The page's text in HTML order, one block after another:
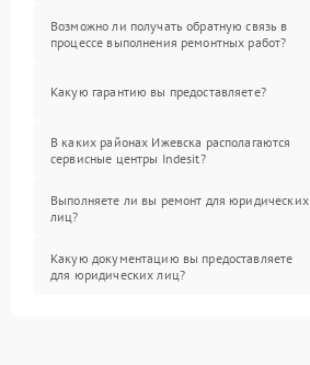
Возможно ли получать обратную связь в
процессе выполнения ремонтных работ?
Какую гарантию вы предоставляете?
В каких районах Ижевска располагаются
сервисные центры Indesit?
Выполняете ли вы ремонт для юридических
лиц?
Какую документацию вы предоставляете
для юридических лиц?